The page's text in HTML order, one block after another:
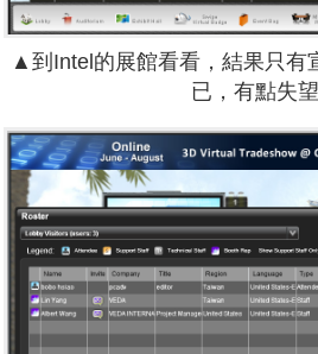
▲到Intel的展館看看，結果只有
已，有點失望